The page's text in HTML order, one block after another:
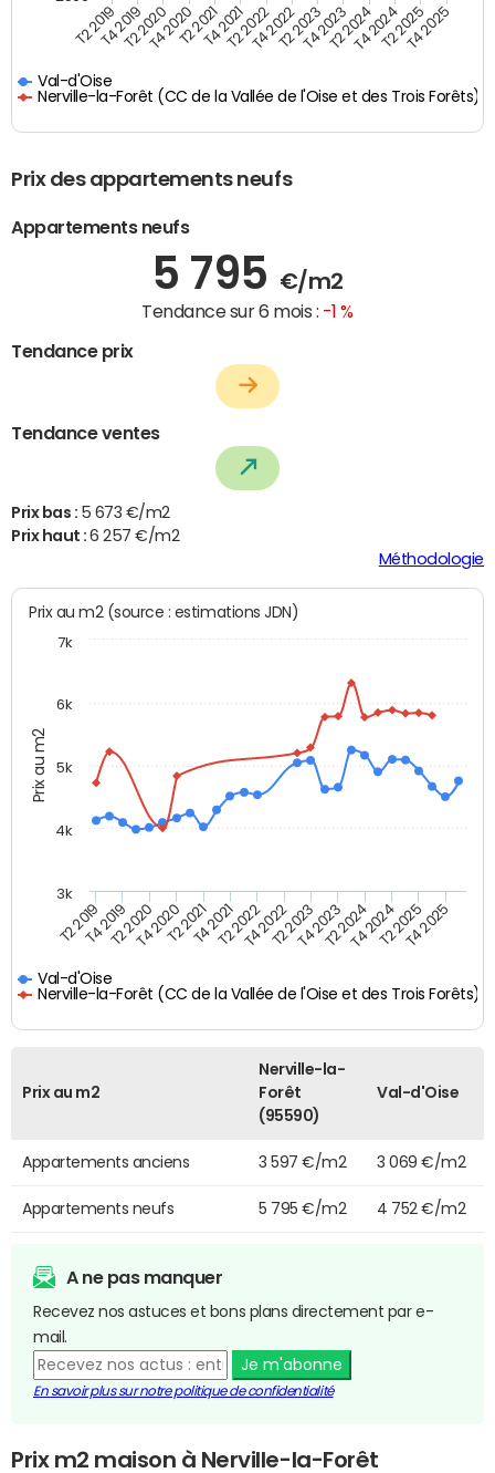
Val-d'Oise
Nerville-la-Forêt (CC de la Vallée de l'Oise et des Trois Forêts)
T2 2019T4 2019T2 2020T4 2020T2 2021T4 2021T2 2022T4 2022T2 2023T4 2023T2 2024T4 2024T2 2025T4 2025
Prix des appartements neufs
Appartements neufs
5 795 €/m2
Tendance sur 6 mois : -1 %
Tendance prix
Tendance ventes
Prix bas : 5 673 €/m2
Prix haut :6 257 €/m2
Méthodologie
Prix au m2
Prix au m2 (source : estimations JDN)
Val-d'Oise
Nerville-la-Forêt (CC de la Vallée de l'Oise et des Trois Forêts)
T2 2019T4 2019T2 2020T4 2020T2 2021T4 2021T2 2022T4 2022T2 2023T4 2023T2 2024T4 2024T2 2025T4 2025
4k
5k
6k
3k
7k
Prix au m2
Nerville-la-
Forêt
(95590)
Val-d'Oise
Appartements anciens 3 597 €/m2 3 069 €/m2
Appartements neufs 5 795 €/m2 4 752 €/m2
A ne pas manquer
Recevez nos astuces et bons plans directement par e-
mail.
Je m'abonne
En savoir plus sur notre politique de confidentialité
Prix m2 maison à Nerville-la-Forêt